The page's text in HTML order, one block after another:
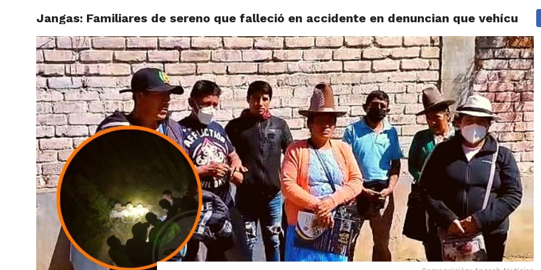
ACTUALIDAD HUARAZ ÁNCASH TÚ ELIGES 2026 POLICIALES
Jangas: Familiares de sereno que falleció en accidente en denuncian que vehículo